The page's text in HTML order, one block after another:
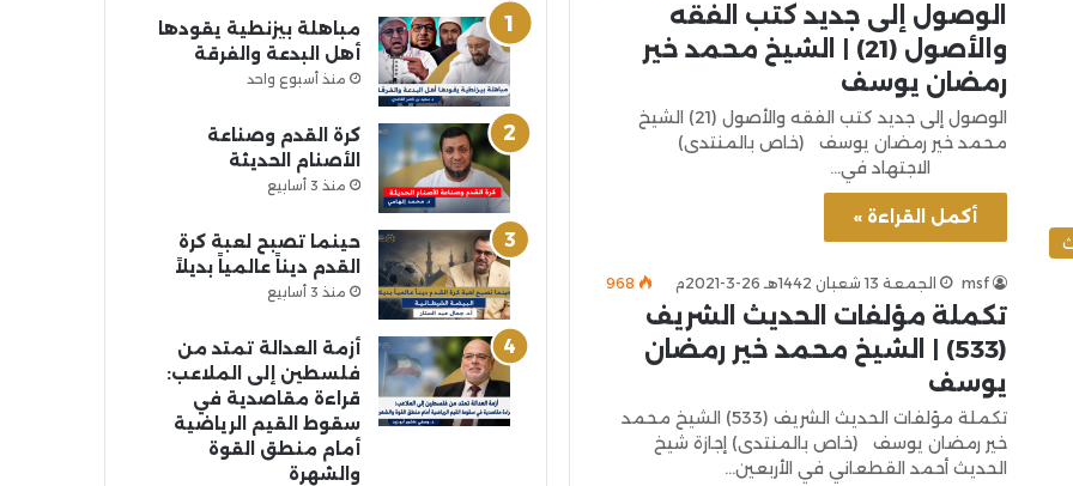
الوصول إلى جديد كتب الفقه
والأصول (21) | الشيخ محمد خير
رمضان يوسف
الوصول إلى جديد كتب الفقه والأصول (21) الشيخ
محمد خير رمضان يوسف (خاص بالمنتدى)
الاجتهاد في…
أكمل القراءة »
msf الجمعة 13 شعبان 1442هـ 26-3-2021م 968
تكملة مؤلفات الحديث الشريف
(533) | الشيخ محمد خير رمضان
يوسف
تكملة مؤلفات الحديث الشريف (533) الشيخ محمد
خير رمضان يوسف (خاص بالمنتدى) إجازة شيخ
الحديث أحمد القطعاني في الأربعين…
مباهلة بيزنطية يقودها
أهل البدعة والفرقة
منذ أسبوع واحد
كرة القدم وصناعة
الأصنام الحديثة
منذ 3 أسابيع
حينما تصبح لعبة كرة
القدم ديناً عالمياً بديلاً
منذ 3 أسابيع
أزمة العدالة تمتد من
فلسطين إلى الملاعب:
قراءة مقاصدية في
سقوط القيم الرياضية
أمام منطق القوة
والشهرة